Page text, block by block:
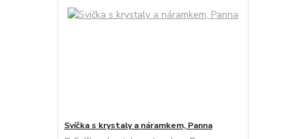
Svíčka s krystaly a náramkem, Panna